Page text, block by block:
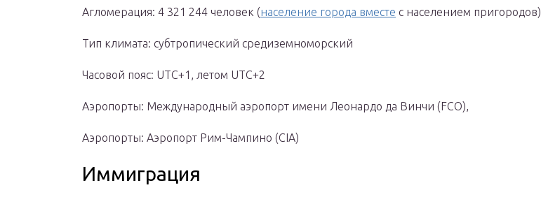
Агломерация: 4 321 244 человек (население города вместе с населением пригородов)
Тип климата: субтропический средиземноморский
Часовой пояс: UTC+1, летом UTC+2
Аэропорты: Международный аэропорт имени Леонардо да Винчи (FCO),
Аэропорты: Аэропорт Рим-Чампино (CIA)
Иммиграция